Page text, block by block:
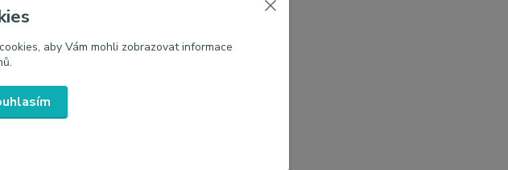
95 °C nepoužívejte aviváže
aby Vám mohli zobrazovat informace